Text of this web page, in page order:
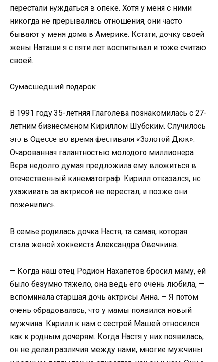
перестали нуждаться в опеке. Хотя у меня с ними
никогда не прерывались отношения, они часто
бывают у меня дома в Америке. Кстати, дочку своей
жены Наташи я с пяти лет воспитывал и тоже считаю
своей.
Сумасшедший подарок
В 1991 году 35-летняя Глаголева познакомилась с 27-
летним бизнесменом Кириллом Шубским. Случилось
это в Одессе во время фестиваля «Золотой Дюк».
Очарованная галантностью молодого миллионера
Вера недолго думая предложила ему вложиться в
отечественный кинематограф. Кирилл отказался, но
ухаживать за актрисой не перестал, и позже они
поженились.
В семье родилась дочка Настя, та самая, которая
стала женой хоккеиста Александра Овечкина.
— Когда наш отец Родион Нахапетов бросил маму, ей
было безумно тяжело, она ведь его очень любила, —
вспоминала старшая дочь актрисы Анна. — Я потом
очень обрадовалась, что у мамы появился новый
мужчина. Кирилл к нам с сестрой Машей относился
как к родным дочерям. Когда Настя у них появилась,
он не делал различия между нами, многие мужчины